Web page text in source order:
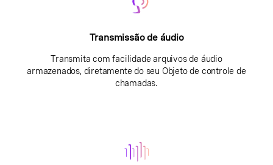
Transmissão de áudio
Transmita com facilidade arquivos de áudio
armazenados, diretamente do seu Objeto de controle de
chamadas.